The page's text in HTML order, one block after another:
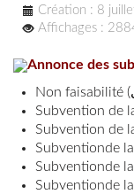
Création : 8
Affichages :
Subvention de
Subvention de
Subventionde
Subventionde
Subventionde